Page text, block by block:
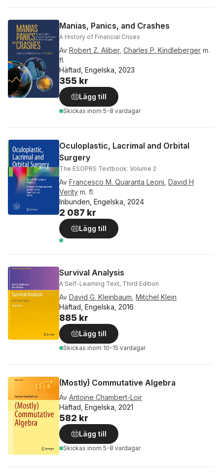
Manias, Panics, and Crashes
A History of Financial Crises
Av Robert Z. Aliber, Charles P. Kindleberger m.
fl.
Häftad, Engelska, 2023
355 kr
Lägg till
Skickas inom 5-8 vardagar
Oculoplastic, Lacrimal and Orbital
Surgery
The ESOPRS Textbook: Volume 2
Av Francesco M. Quaranta Leoni David H
Verity m. fl.
Inbunden, Engelska, 2024
2 087 kr
Lägg till
Survival Analysis
A Self-Learning Text, Third Edition
Av David G. Kleinbaum Mitchel Klein
Häftad, Engelska, 2016
885 kr
Lägg till
Skickas inom 10-15 vardagar
(Mostly) Commutative Algebra
Av Antoine Chambert-Loir
Häftad, Engelska, 2021
582 kr
Lägg till
Skickas inom 5-8 vardagar